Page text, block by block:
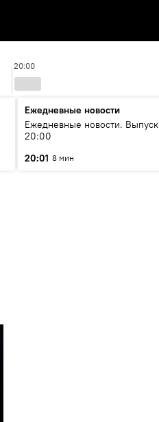
20:00
Ежедневные новости
Ежедневные новости. Выпуск
20:00
20:01 8 мин